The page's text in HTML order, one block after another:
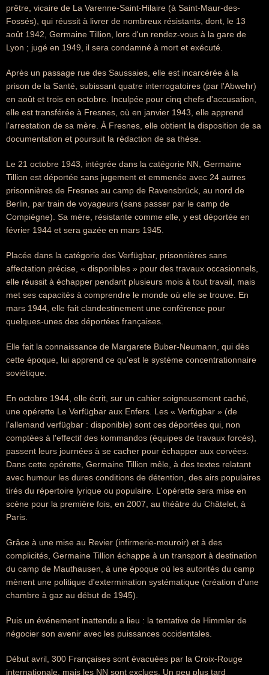
prêtre, vicaire de La Varenne-Saint-Hilaire (à Saint-Maur-des-
Fossés), qui réussit à livrer de nombreux résistants, dont, le 13
août 1942, Germaine Tillion, lors d'un rendez-vous à la gare de
Lyon ; jugé en 1949, il sera condamné à mort et exécuté.
Après un passage rue des Saussaies, elle est incarcérée à la
prison de la Santé, subissant quatre interrogatoires (par l'Abwehr)
en août et trois en octobre. Inculpée pour cinq chefs d'accusation,
elle est transférée à Fresnes, où en janvier 1943, elle apprend
l'arrestation de sa mère. À Fresnes, elle obtient la disposition de sa
documentation et poursuit la rédaction de sa thèse.
Le 21 octobre 1943, intégrée dans la catégorie NN, Germaine
Tillion est déportée sans jugement et emmenée avec 24 autres
prisonnières de Fresnes au camp de Ravensbrück, au nord de
Berlin, par train de voyageurs (sans passer par le camp de
Compiègne). Sa mère, résistante comme elle, y est déportée en
février 1944 et sera gazée en mars 1945.
Placée dans la catégorie des Verfügbar, prisonnières sans
affectation précise, « disponibles » pour des travaux occasionnels,
elle réussit à échapper pendant plusieurs mois à tout travail, mais
met ses capacités à comprendre le monde où elle se trouve. En
mars 1944, elle fait clandestinement une conférence pour
quelques-unes des déportées françaises.
Elle fait la connaissance de Margarete Buber-Neumann, qui dès
cette époque, lui apprend ce qu'est le système concentrationnaire
soviétique.
En octobre 1944, elle écrit, sur un cahier soigneusement caché,
une opérette Le Verfügbar aux Enfers. Les « Verfügbar » (de
l'allemand verfügbar : disponible) sont ces déportées qui, non
comptées à l'effectif des kommandos (équipes de travaux forcés),
passent leurs journées à se cacher pour échapper aux corvées.
Dans cette opérette, Germaine Tillion mêle, à des textes relatant
avec humour les dures conditions de détention, des airs populaires
tirés du répertoire lyrique ou populaire. L'opérette sera mise en
scène pour la première fois, en 2007, au théâtre du Châtelet, à
Paris.
Grâce à une mise au Revier (infirmerie-mouroir) et à des
complicités, Germaine Tillion échappe à un transport à destination
du camp de Mauthausen, à une époque où les autorités du camp
mènent une politique d'extermination systématique (création d'une
chambre à gaz au début de 1945).
Puis un événement inattendu a lieu : la tentative de Himmler de
négocier son avenir avec les puissances occidentales.
Début avril, 300 Françaises sont évacuées par la Croix-Rouge
internationale, mais les NN sont exclues. Un peu plus tard